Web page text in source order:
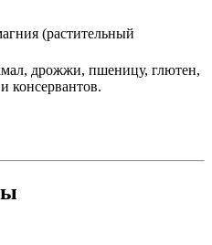
(растительный
дрожжи, пшеницу, глютен,
консервантов.